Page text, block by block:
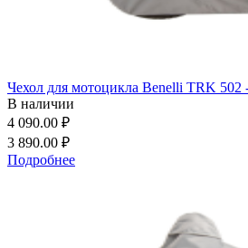
Чехол для мотоцикла Benelli TRK 502
В наличии
4 090.00 ₽
3 890.00 ₽
Подробнее